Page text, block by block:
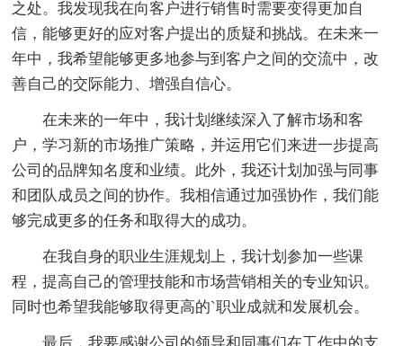
之处。我发现我在向客户进行销售时需要变得更加自
信，能够更好的应对客户提出的质疑和挑战。在未来一
年中，我希望能够更多地参与到客户之间的交流中，改
善自己的交际能力、增强自信心。
在未来的一年中，我计划继续深入了解市场和客
户，学习新的市场推广策略，并运用它们来进一步提高
公司的品牌知名度和业绩。此外，我还计划加强与同事
和团队成员之间的协作。我相信通过加强协作，我们能
够完成更多的任务和取得大的成功。
在我自身的职业生涯规划上，我计划参加一些课
程，提高自己的管理技能和市场营销相关的专业知识。
同时也希望我能够取得更高的`职业成就和发展机会。